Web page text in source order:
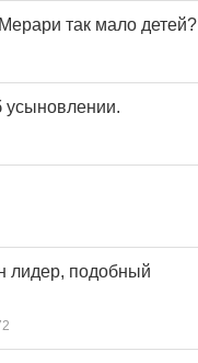
так мало детей?
усыновлении.
лидер, подобный